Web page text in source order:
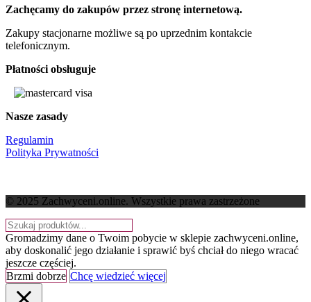
Zachęcamy do zakupów przez stronę internetową.
Zakupy stacjonarne możliwe są po uprzednim kontakcie
telefonicznym.
Płatności obsługuje
Nasze zasady
Regulamin
Polityka Prywatności
© 2025 Zachwyceni.online. Wszystkie prawa zastrzeżone
Gromadzimy dane o Twoim pobycie w sklepie zachwyceni.online,
aby doskonalić jego działanie i sprawić byś chciał do niego wracać
jeszcze częściej.
Brzmi dobrze Chcę wiedzieć więcej